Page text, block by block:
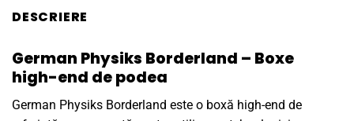
DESCRIERE
German Physiks Borderland – Boxe
high-end de podea
German Physiks Borderland este o boxă high-end de